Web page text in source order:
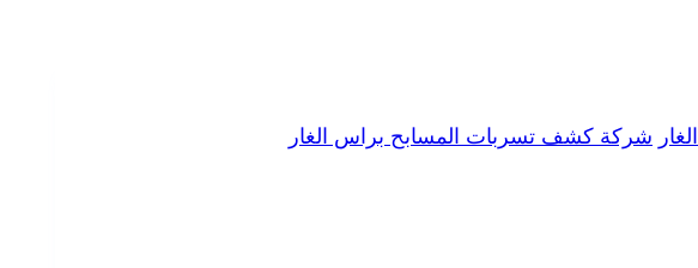
شركة كشف تسربات المسابح براس الغار